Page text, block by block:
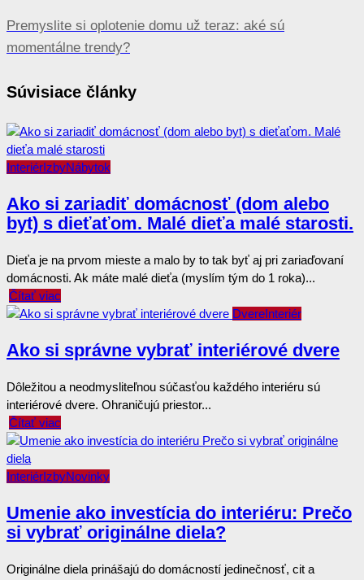
Premyslite si oplotenie domu už teraz: aké sú
momentálne trendy?
Súvisiace články
InteriérIzbyNábytok
Ako si zariadiť domácnosť (dom alebo
byt) s dieťaťom. Malé dieťa malé starosti.
Dieťa je na prvom mieste a malo by to tak byť aj pri zariaďovaní
domácnosti. Ak máte malé dieťa (myslím tým do 1 roka)...
Čítať viac
DvereInteriér
Ako si správne vybrať interiérové dvere
Dôležitou a neodmysliteľnou súčasťou každého interiéru sú
interiérové dvere. Ohraničujú priestor...
Čítať viac
InteriérIzbyNovinky
Umenie ako investícia do interiéru: Prečo
si vybrať originálne diela?
Originálne diela prinášajú do domácností jedinečnosť, cit a